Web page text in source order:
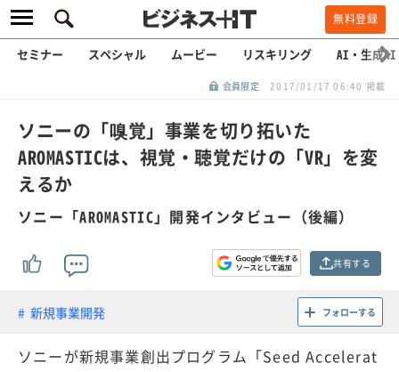
無料登録
セミナー スペシャル ムービー リスキリング AI・生成AI
会員限定 2017/01/17 06:40 掲載
ソニーの「嗅覚」事業を切り拓いた
AROMASTICは、視覚・聴覚だけの「VR」を変
えるか
ソニー「AROMASTIC」開発インタビュー（後編）
共有する
新規事業開発 フォローする
ソニーが新規事業創出プログラム「Seed Accelerat